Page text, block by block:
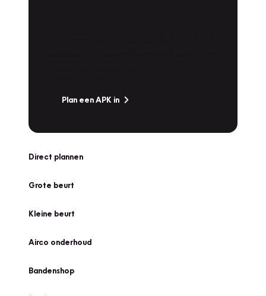
Plan een APK in
Direct plannen
Grote beurt
Kleine beurt
Airco onderhoud
Bandenshop